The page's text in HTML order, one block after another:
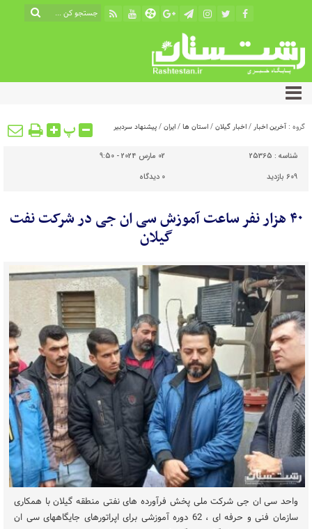
گروه : آخرین اخبار/اخبار گیلان/استان ها/ایران/پیشنهاد سردبیر پ
شناسه : 25365
02 مارس 2024 - 9:50
609 بازدید
0 دیدگاه
۴۰ هزار نفر ساعت آموزش سی ان جی در شرکت نفت
گیلان
واحد سی ان جی شرکت ملی پخش فرآورده های نفتی منطقه گیلان با همکاری
سازمان فنی و حرفه ای ، 62 دوره آموزشی برای اپراتورهای جایگاههای سی ان